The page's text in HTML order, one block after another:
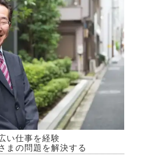
い仕事を経験
まの問題を解決する